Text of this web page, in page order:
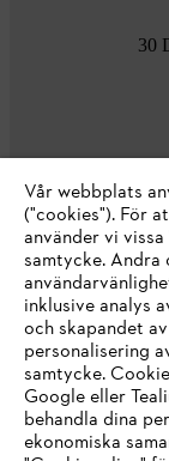
30
Företaget
STIHL FAQ
Vår webbplats
("cookies"). För
använder vi
samtycke.
inklusive analys
och skapandet
personalisering
samtycke.
Google eller
behandla dina
ekonomiska